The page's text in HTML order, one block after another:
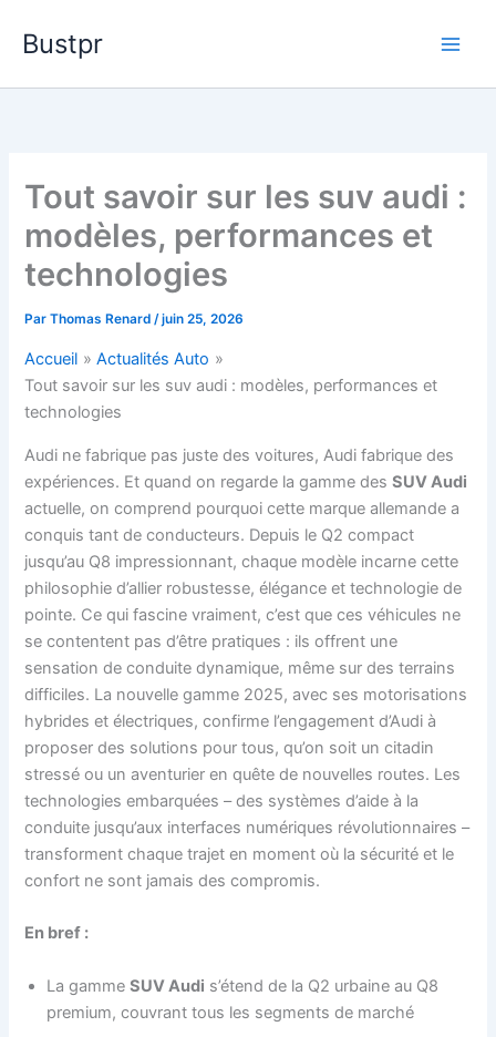
Bustpr
Tout savoir sur les suv audi :
modèles, performances et
technologies
ParThomas Renard/juin 25, 2026
Accueil
Actualités Auto
Tout savoir sur les suv audi : modèles, performances et
technologies
Audi ne fabrique pas juste des voitures, Audi fabrique des
expériences. Et quand on regarde la gamme desSUV Audi
actuelle, on comprend pourquoi cette marque allemande a
conquis tant de conducteurs. Depuis le Q2 compact
jusqu’au Q8 impressionnant, chaque modèle incarne cette
philosophie d’allier robustesse, élégance et technologie de
pointe. Ce qui fascine vraiment, c’est que ces véhicules ne
se contentent pas d’être pratiques : ils offrent une
sensation de conduite dynamique, même sur des terrains
difficiles. La nouvelle gamme 2025, avec ses motorisations
hybrides et électriques, confirme l’engagement d’Audi à
proposer des solutions pour tous, qu’on soit un citadin
stressé ou un aventurier en quête de nouvelles routes. Les
technologies embarquées – des systèmes d’aide à la
conduite jusqu’aux interfaces numériques révolutionnaires –
transforment chaque trajet en moment où la sécurité et le
confort ne sont jamais des compromis.
En bref :
La gammeSUV Audi s’étend de la Q2 urbaine au Q8
premium, couvrant tous les segments de marché